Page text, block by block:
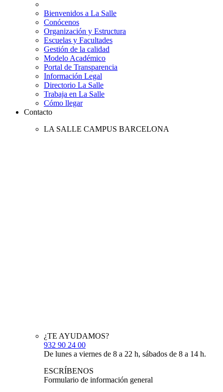
Bienvenidos a La Salle
Conócenos
Organización y Estructura
Escuelas y Facultades
Gestión de la calidad
Modelo Académico
Portal de Transparencia
Información Legal
Directorio La Salle
Trabaja en La Salle
Cómo llegar
Contacto
LA SALLE CAMPUS BARCELONA
¿TE AYUDAMOS?
932 90 24 00
De lunes a viernes de 8 a 22 h, sábados de 8 a 14 h.
ESCRÍBENOS
Formulario de información general